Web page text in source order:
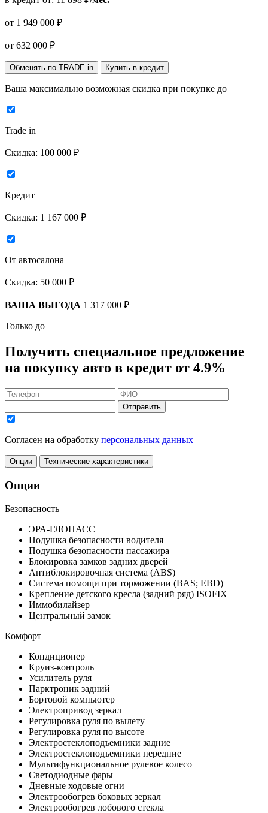
от 1 949 000 ₽
от 632 000 ₽
Обменять по TRADE in Купить в кредит
Ваша максимально возможная скидка при покупке до
Trade in
Скидка: 100 000 ₽
Кредит
Скидка: 1 167 000 ₽
От автосалона
Скидка: 50 000 ₽
ВАША ВЫГОДА 1 317 000 ₽
Только до
Получить специальное предложение
на покупку авто в кредит от 4.9%
Отправить
Согласен на обработку персональных данных
Опции Технические характеристики
Опции
Безопасность
ЭРА-ГЛОНАСС
Подушка безопасности водителя
Подушка безопасности пассажира
Блокировка замков задних дверей
Антиблокировочная система (ABS)
Система помощи при торможении (BAS; EBD)
Крепление детского кресла (задний ряд) ISOFIX
Иммобилайзер
Центральный замок
Комфорт
Кондиционер
Круиз-контроль
Усилитель руля
Парктроник задний
Бортовой компьютер
Электропривод зеркал
Регулировка руля по вылету
Регулировка руля по высоте
Электростеклоподъемники задние
Электростеклоподъемники передние
Мультифункциональное рулевое колесо
Светодиодные фары
Дневные ходовые огни
Электрообогрев боковых зеркал
Электрообогрев лобового стекла